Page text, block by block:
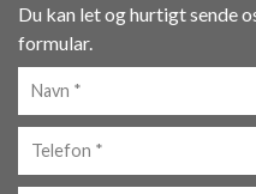
Du kan let og hurtigt sende
formular.
Personlig